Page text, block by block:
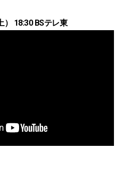
） 18:30 BSテレ東